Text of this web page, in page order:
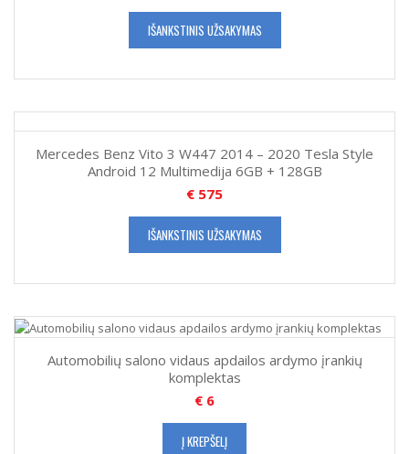
IŠANKSTINIS UŽSAKYMAS
Mercedes Benz Vito 3 W447 2014 – 2020 Tesla Style
Android 12 Multimedija 6GB + 128GB
€ 575
IŠANKSTINIS UŽSAKYMAS
Automobilių salono vidaus apdailos ardymo įrankių
komplektas
€ 6
Į KREPŠELĮ